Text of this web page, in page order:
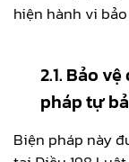
hiện hành vi
2.1. Bảo
pháp tự
Biện pháp này